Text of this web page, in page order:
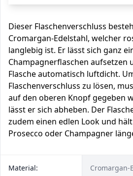
Dieser Flaschenverschluss
Cromargan-Edelstahl, welcher
langlebig ist. Er lässt sich ganz
Champagnerflaschen aufsetzen
Flasche automatisch luftdicht.
Flaschenverschluss zu lösen,
auf den oberen Knopf gegeben
lässt er sich abheben. Der
zudem einen edlen Look und
Prosecco oder Champagner
Material: Cromargan-